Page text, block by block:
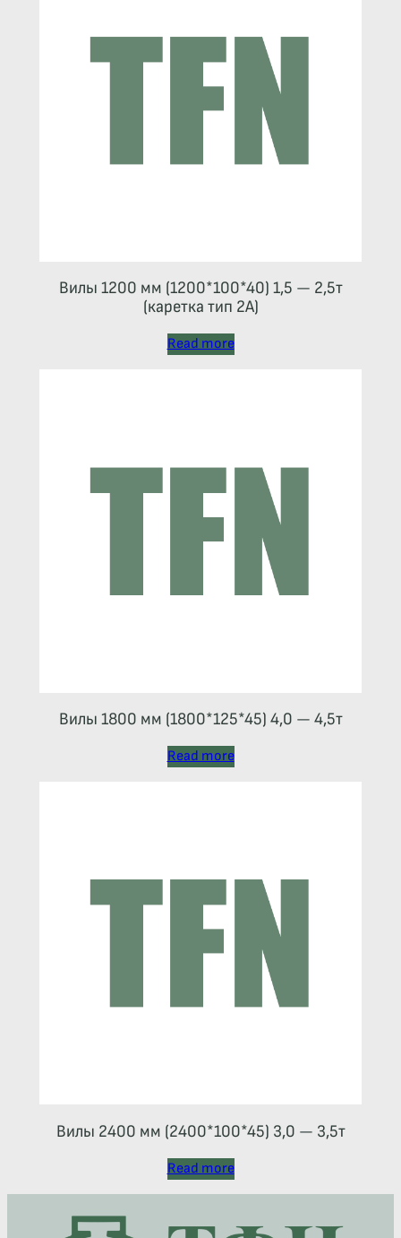
Вилы 1200 мм (1200*100*40) 1,5 — 2,5т
(каретка тип 2A)
Read more
Вилы 1800 мм (1800*125*45) 4,0 — 4,5т
Read more
Вилы 2400 мм (2400*100*45) 3,0 — 3,5т
Read more